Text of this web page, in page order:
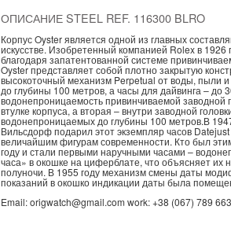
ОПИСАНИЕ STEEL REF. 116300 BLRO
Корпус Oyster является одной из главных
искусстве. Изобретенный компанией Rolex в
благодаря запатентованной системе
Oyster представляет собой плотно закрытую
высокоточный механизм Perpetual от воды, пыли
до глубины 100 метров, а часы для дайвинга –
водонепроницаемость привинчиваемой заводной
втулке корпуса, а вторая – внутри заводной
водонепроницаемых до глубины 100 метров.В
Вильсдорф подарил этот экземпляр часов
величайшим фигурам современности. Кто был
году и стали первыми наручными часами –
часа» в окошке на циферблате, что объясняет их
полуночи. В 1955 году механизм смены даты
показаний в окошко индикации даты была
Email: origwatch@gmail.com work: +38 (067) 789